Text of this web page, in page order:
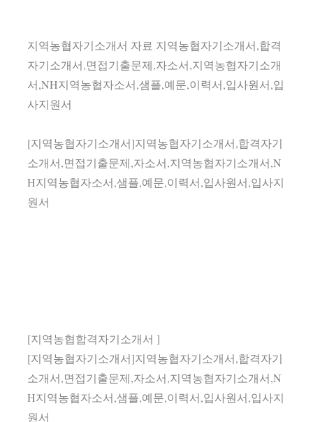
지역농협자기소개서 자료 지역농협자기소개서,합격
자기소개서,면접기출문제,자소서,지역농협자기소개
서,NH지역농협자소서,샘플,예문,이력서,입사원서,입
사지원서
[지역농협자기소개서]지역농협자기소개서,합격자기
소개서,면접기출문제,자소서,지역농협자기소개서,N
H지역농협자소서,샘플,예문,이력서,입사원서,입사지
원서
[지역농협합격자기소개서 ]
[지역농협자기소개서]지역농협자기소개서,합격자기
소개서,면접기출문제,자소서,지역농협자기소개서,N
H지역농협자소서,샘플,예문,이력서,입사원서,입사지
원서